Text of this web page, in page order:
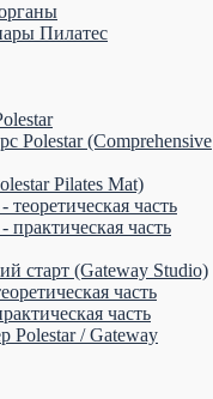
Пилатес
Polestar (Comprehensive
Pilates Mat)
часть
часть
старт (Gateway Studio)
часть
часть
Polestar / Gateway